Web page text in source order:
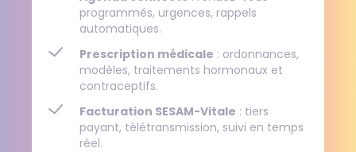
programmés, urgences, rappels
automatiques.
Prescription médicale : ordonnances,
modèles, traitements hormonaux et
contraceptifs.
Facturation SESAM-Vitale : tiers
payant, télétransmission, suivi en temps
réel.